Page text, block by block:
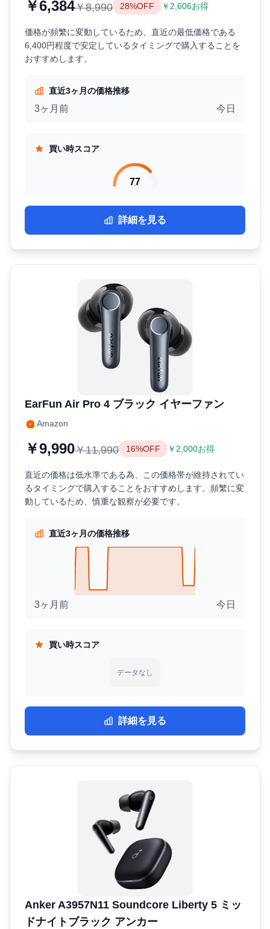
￥6,384￥8,990 28%OFF ￥2,606お得
価格が頻繁に変動しているため、直近の最低価格である
6,400円程度で安定しているタイミングで購入することを
おすすめします。
直近3ヶ月の価格推移
3ヶ月前 今日
買い時スコア
77
詳細を見る
EarFun Air Pro 4 ブラック イヤーファン
Amazon
￥9,990￥11,990 16%OFF ￥2,000お得
直近の価格は低水準である為、この価格帯が維持されてい
るタイミングで購入することをおすすめします。頻繁に変
動しているため、慎重な観察が必要です。
直近3ヶ月の価格推移
3ヶ月前 今日
買い時スコア
データなし
詳細を見る
Anker A3957N11 Soundcore Liberty 5 ミッ
ドナイトブラック アンカー